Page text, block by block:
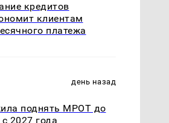
кредитов
клиентам
платежа
день назад
поднять МРОТ до
2027 года